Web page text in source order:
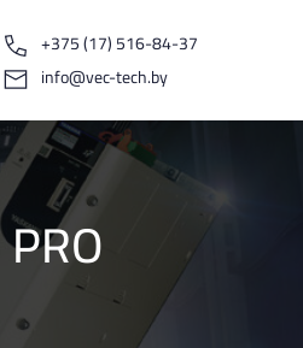
+375 (17) 516-84-37
info@vec-tech.by